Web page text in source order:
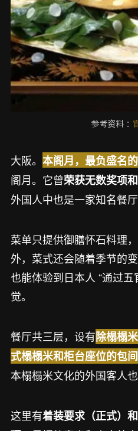
参考资料：
大阪。 本阁月，最负盛名
阁月。它曾荣获无数奖项
外国人中也是一家知名餐厅
菜单只提供御膳怀石料理
外，菜式还会随着季节的
也能体验到日本人 “通过
觉。
餐厅共三层，设有除榻榻
式榻榻米和柜台座位的包间
本榻榻米文化的外国客人也
这里有着装要求（正式）